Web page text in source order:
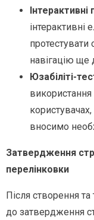
інтерактивні
протестувати
навігацію ще
Юзабіліті-
вносимо
Затвердження
перелінковки
Після створення
до затвердження